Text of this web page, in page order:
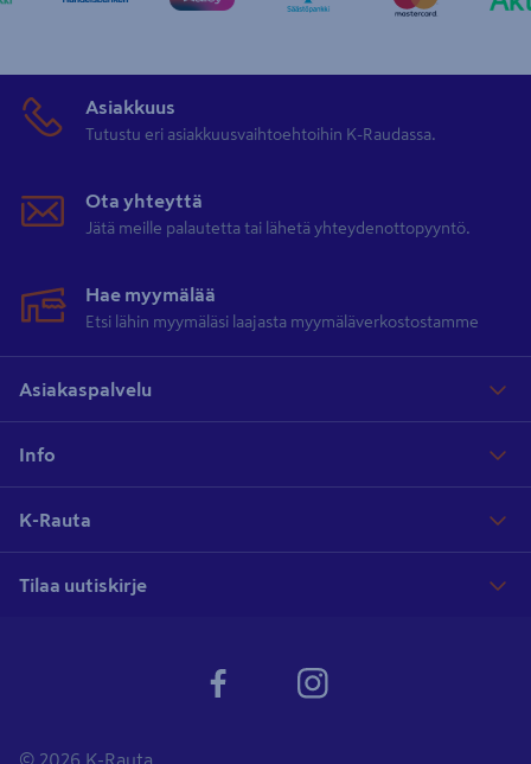
Asiakkuus
Tutustu eri asiakkuusvaihtoehtoihin K-Raudassa.
Ota yhteyttä
Jätä meille palautetta tai lähetä yhteydenottopyyntö.
Hae myymälää
Etsi lähin myymäläsi laajasta myymäläverkostostamme
Asiakaspalvelu
Info
K-Rauta
Tilaa uutiskirje
© 2026 K-Rauta